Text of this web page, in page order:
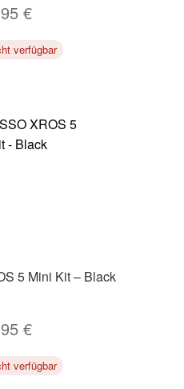
€
verfügbar
5 Mini Kit – Black
€
verfügbar